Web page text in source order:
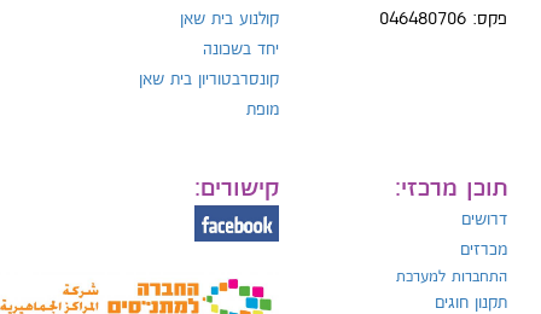
פקס: 046480706
קולנוע בית שאן
יחד בשכונה
קונסרבטוריון בית שאן
מופת
תוכן מרכזי:
דרושים
מכרזים
התחברות למערכת
תקנון חוגים
קישורים: